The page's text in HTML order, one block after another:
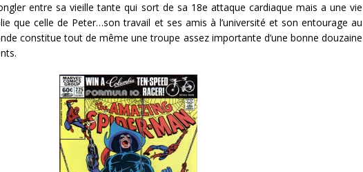
entre sa vieille tante qui sort de sa 18e attaque cardiaque mais a une vie
que celle de Peter…son travail et ses amis à l’université et son entourage au
constitue tout de même une troupe assez importante d’une bonne douzaine